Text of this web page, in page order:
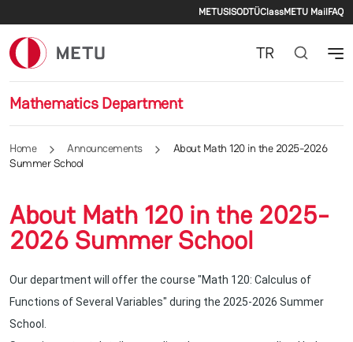
Secondary
METUSISODTÜClassMETU MailFAQ
Mathematics Department
TR
Home Announcements
About Math 120 in the 2025-2026
Summer School
About Math 120 in the 2025-
2026 Summer School
Our department will offer the course "Math 120: Calculus of
Functions of Several Variables" during the 2025-2026 Summer
School.